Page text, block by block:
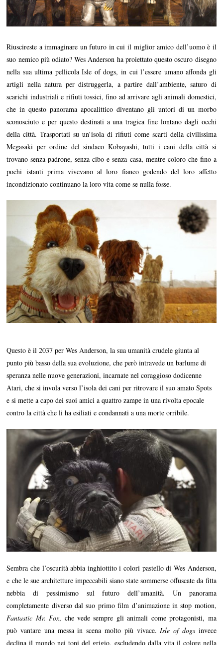
Riuscireste a immaginare un futuro in cui il miglior amico dell’uomo è il
suo nemico più odiato? Wes Anderson ha proiettato questo oscuro disegno
nella sua ultima pellicola Isle of dogs, in cui l’essere umano affonda gli
artigli nella natura per distruggerla, a partire dall’ambiente, saturo di
scarichi industriali e rifiuti tossici, fino ad arrivare agli animali domestici,
che in questo panorama apocalittico diventano gli untori di un morbo
sconosciuto e per questo destinati a una tragica fine lontano dagli occhi
della città. Trasportati su un’isola di rifiuti come scarti della civilissima
Megasaki per ordine del sindaco Kobayashi, tutti i cani della città si
trovano senza padrone, senza cibo e senza casa, mentre coloro che fino a
pochi istanti prima vivevano al loro fianco godendo del loro affetto
incondizionato continuano la loro vita come se nulla fosse.
Questo è il 2037 per Wes Anderson, la sua umanità crudele giunta al
punto più basso della sua evoluzione, che però intravede un barlume di
speranza nelle nuove generazioni, incarnate nel coraggioso dodicenne
Atari, che si invola verso l’isola dei cani per ritrovare il suo amato Spots
e si mette a capo dei suoi amici a quattro zampe in una rivolta epocale
contro la città che li ha esiliati e condannati a una morte orribile.
Sembra che l’oscurità abbia inghiottito i colori pastello di Wes Anderson,
e che le sue architetture impeccabili siano state sommerse offuscate da fitta
nebbia di pessimismo sul futuro dell’umanità. Un panorama
completamente diverso dal suo primo film d’animazione in stop motion,
Fantastic Mr. Fox, che vede sempre gli animali come protagonisti, ma
può vantare una messa in scena molto più vivace. Isle of dogsinvece
declina il mondo nei toni del grigio, escludendo dalla vita il colore nella